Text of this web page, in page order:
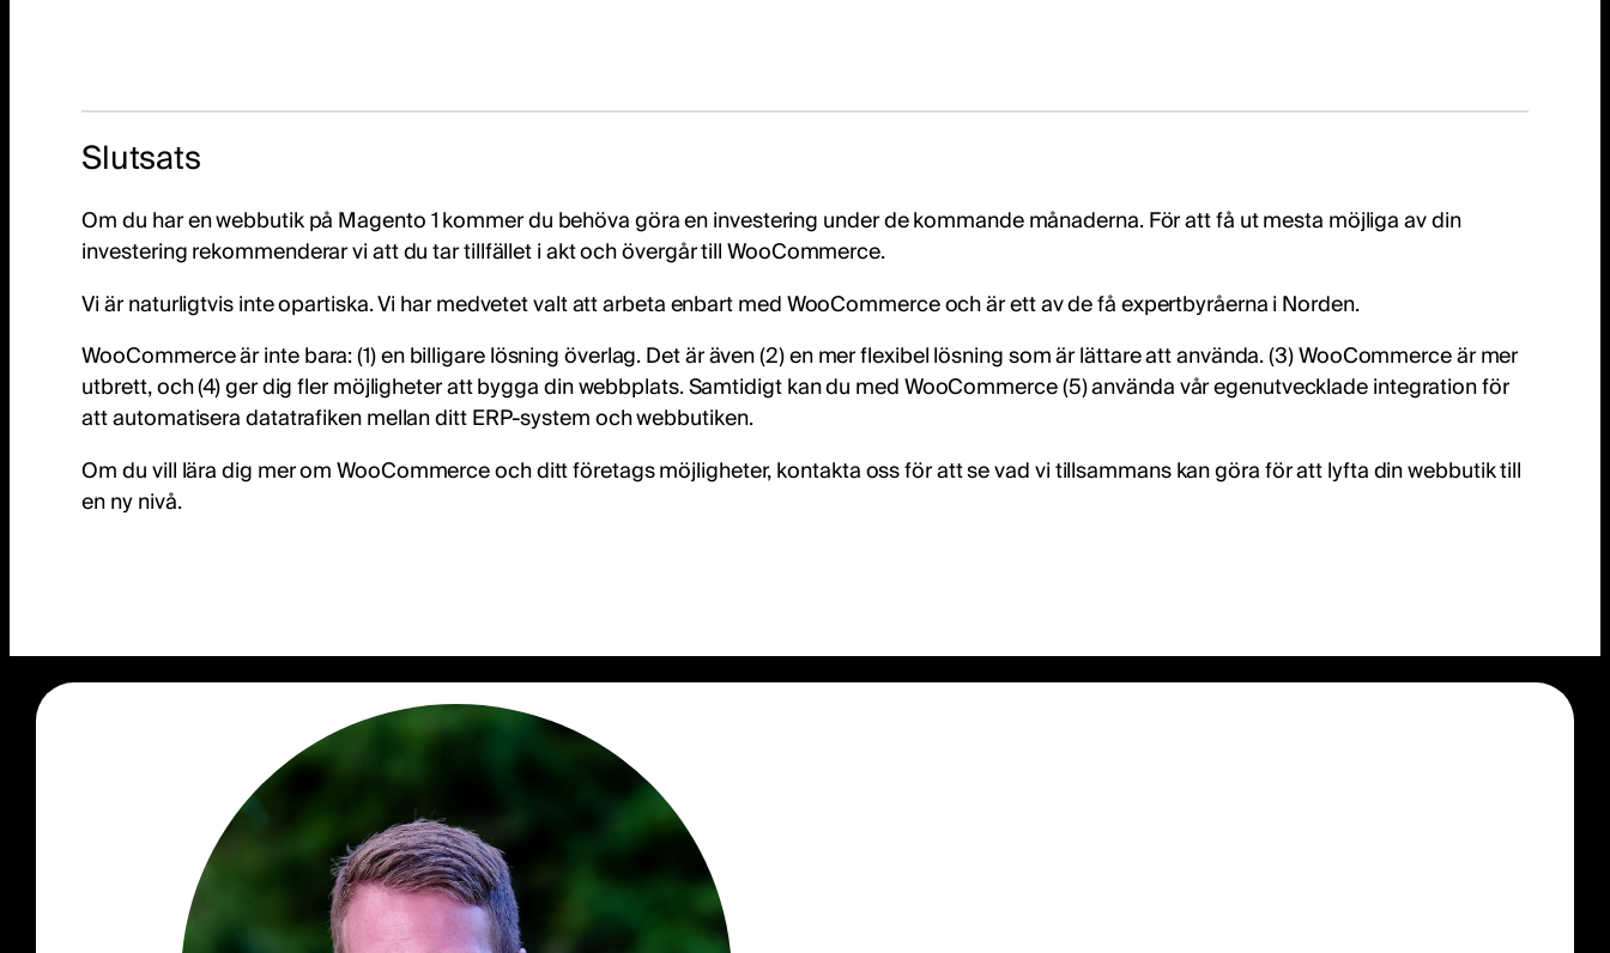
Slutsats
Om du har en webbutik på Magento 1 kommer du behöva göra en investering under de kommande månaderna. För att få ut mesta möjliga av din
investering rekommenderar vi att du tar tillfället i akt och övergår till WooCommerce.
Vi är naturligtvis inte opartiska. Vi har medvetet valt att arbeta enbart med WooCommerce och är ett av de få expertbyråerna i Norden.
WooCommerce är inte bara: (1) en billigare lösning överlag. Det är även (2) en mer flexibel lösning som är lättare att använda. (3) WooCommerce är mer
utbrett, och (4) ger dig fler möjligheter att bygga din webbplats. Samtidigt kan du med WooCommerce (5) använda vår egenutvecklade integration för
att automatisera datatrafiken mellan ditt ERP-system och webbutiken.
Om du vill lära dig mer om WooCommerce och ditt företags möjligheter, kontakta oss för att se vad vi tillsammans kan göra för att lyfta din webbutik till
en ny nivå.